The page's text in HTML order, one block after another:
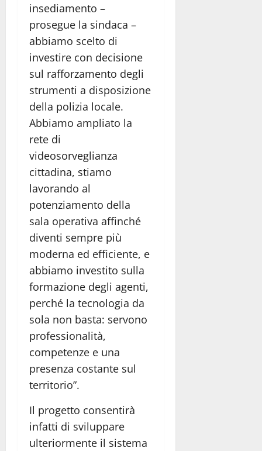
insediamento –
prosegue la sindaca –
abbiamo scelto di
investire con decisione
sul rafforzamento degli
strumenti a disposizione
della polizia locale.
Abbiamo ampliato la
rete di
videosorveglianza
cittadina, stiamo
lavorando al
potenziamento della
sala operativa affinché
diventi sempre più
moderna ed efficiente, e
abbiamo investito sulla
formazione degli agenti,
perché la tecnologia da
sola non basta: servono
professionalità,
competenze e una
presenza costante sul
territorio”.
Il progetto consentirà
infatti di sviluppare
ulteriormente il sistema